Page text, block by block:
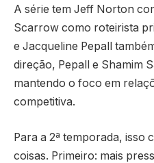
A série tem Jeff Norton
Scarrow como roteirista
e Jacqueline Pepall
direção, Pepall e Shamim
mantendo o foco em
competitiva.
Para a 2ª temporada, isso
coisas. Primeiro: mais